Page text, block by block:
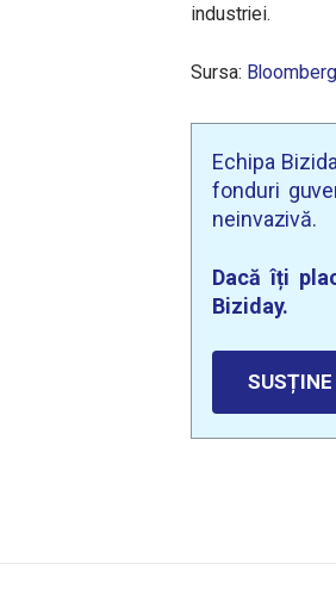
industriei.
Sursa: Bloomberg
Echipa
fonduri
neinvazivă.
Dacă îți
Biziday.